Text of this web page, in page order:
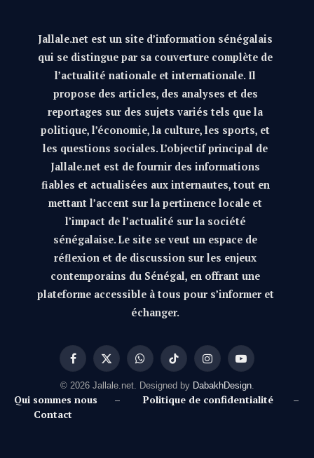
Jallale.net est un site d’information sénégalais
qui se distingue par sa couverture complète de
l’actualité nationale et internationale. Il
propose des articles, des analyses et des
reportages sur des sujets variés tels que la
politique, l’économie, la culture, les sports, et
les questions sociales. L’objectif principal de
Jallale.net est de fournir des informations
fiables et actualisées aux internautes, tout en
mettant l’accent sur la pertinence locale et
l’impact de l’actualité sur la société
sénégalaise. Le site se veut un espace de
réflexion et de discussion sur les enjeux
contemporains du Sénégal, en offrant une
plateforme accessible à tous pour s’informer et
échanger.
Facebook
X
(Twitter)
WhatsAppTikTok InstagramYouTube
© 2026 Jallale.net. Designed by DabakhDesign.
Qui sommes nous – Politique de confidentialité –
Contact